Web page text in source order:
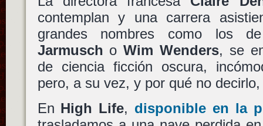
contemplan y una carrera
grandes nombres como los
Jarmusch oWim Wenders, se
de ciencia ficción oscura,
pero, a su vez, y por qué no
En High Life, disponible en la